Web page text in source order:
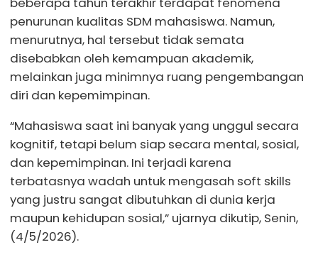
penurunan kualitas SDM mahasiswa. Namun,
menurutnya, hal tersebut tidak semata
disebabkan oleh kemampuan akademik,
melainkan juga minimnya ruang pengembangan
diri dan kepemimpinan.
“Mahasiswa saat ini banyak yang unggul secara
kognitif, tetapi belum siap secara mental, sosial,
dan kepemimpinan. Ini terjadi karena
terbatasnya wadah untuk mengasah soft skills
yang justru sangat dibutuhkan di dunia kerja
maupun kehidupan sosial,” ujarnya dikutip, Senin,
(4/5/2026).